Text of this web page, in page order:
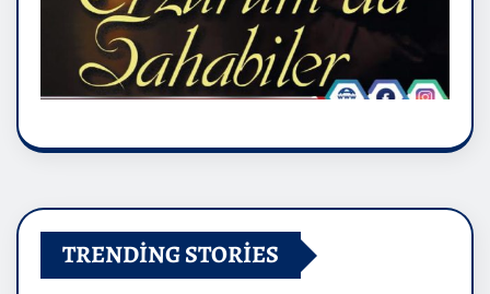
TRENDING STORIES